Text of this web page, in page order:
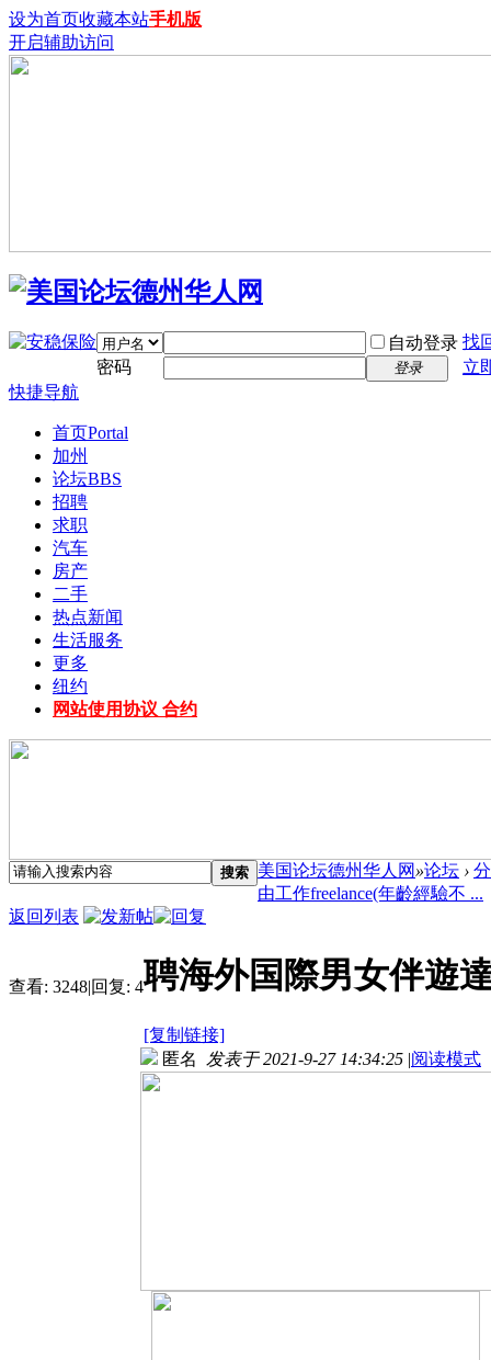
设为首页收藏本站手机版
开启辅助访问
自动登录 找
密码
登录
立
快捷导航
首页Portal
加州
论坛BBS
招聘
求职
汽车
房产
二手
热点新闻
生活服务
更多
纽约
网站使用协议 合约
搜索 美国论坛德州华人网 »论坛 ›
由工作freelance(年齡經驗不 ...
返回列表
查看: 3248|回复: 4聘海外国際男女伴遊
[复制链接]
匿名 发表于 2021-9-27 14:34:25 |阅读模式